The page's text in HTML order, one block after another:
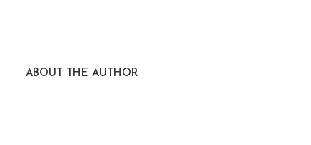
ABOUT THE AUTHOR